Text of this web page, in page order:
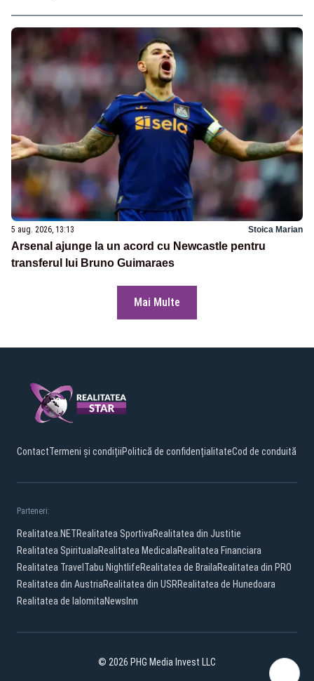
5 aug. 2026, 13:13 Stoica Marian
Arsenal ajunge la un acord cu Newcastle pentru
transferul lui Bruno Guimaraes
Mai Multe
ContactTermeni și condițiiPolitică de confidențialitateCod de conduită
Parteneri:
Realitatea.NETRealitatea SportivaRealitatea din Justitie
Realitatea SpiritualaRealitatea MedicalaRealitatea Financiara
Realitatea Travel Tabu NightlifeRealitatea de BrailaRealitatea din PRO
Realitatea din AustriaRealitatea din USRRealitatea de Hunedoara
Realitatea de IalomitaNewsInn
© 2026 PHG Media Invest LLC